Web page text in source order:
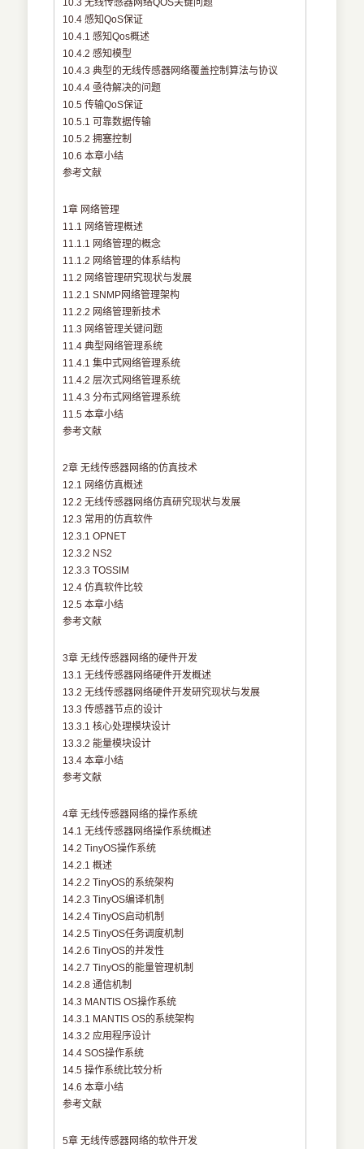
10.3 无线传感器网络QOS关键问题
10.4 感知QoS保证
10.4.1 感知Qos概述
10.4.2 感知模型
10.4.3 典型的无线传感器网络覆盖控制算法与协议
10.4.4 亟待解决的问题
10.5 传输QoS保证
10.5.1 可靠数据传输
10.5.2 拥塞控制
10.6 本章小结
参考文献
1章 网络管理
11.1 网络管理概述
11.1.1 网络管理的概念
11.1.2 网络管理的体系结构
11.2 网络管理研究现状与发展
11.2.1 SNMP网络管理架构
11.2.2 网络管理新技术
11.3 网络管理关键问题
11.4 典型网络管理系统
11.4.1 集中式网络管理系统
11.4.2 层次式网络管理系统
11.4.3 分布式网络管理系统
11.5 本章小结
参考文献
2章 无线传感器网络的仿真技术
12.1 网络仿真概述
12.2 无线传感器网络仿真研究现状与发展
12.3 常用的仿真软件
12.3.1 OPNET
12.3.2 NS2
12.3.3 TOSSIM
12.4 仿真软件比较
12.5 本章小结
参考文献
3章 无线传感器网络的硬件开发
13.1 无线传感器网络硬件开发概述
13.2 无线传感器网络硬件开发研究现状与发展
13.3 传感器节点的设计
13.3.1 核心处理模块设计
13.3.2 能量模块设计
13.4 本章小结
参考文献
4章 无线传感器网络的操作系统
14.1 无线传感器网络操作系统概述
14.2 TinyOS操作系统
14.2.1 概述
14.2.2 TinyOS的系统架构
14.2.3 TinyOS编译机制
14.2.4 TinyOS启动机制
14.2.5 TinyOS任务调度机制
14.2.6 TinyOS的并发性
14.2.7 TinyOS的能量管理机制
14.2.8 通信机制
14.3 MANTIS OS操作系统
14.3.1 MANTIS OS的系统架构
14.3.2 应用程序设计
14.4 SOS操作系统
14.5 操作系统比较分析
14.6 本章小结
参考文献
5章 无线传感器网络的软件开发